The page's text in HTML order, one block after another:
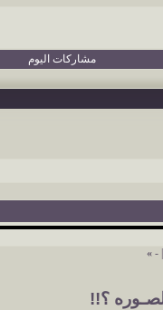
مشاركات اليوم
|
-
»
؟!!